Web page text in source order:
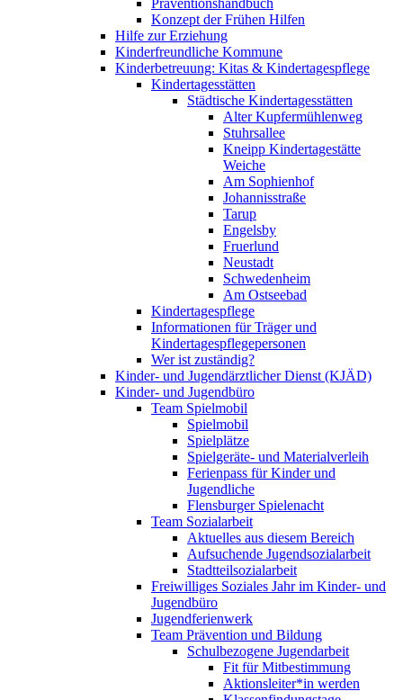
Präventionshandbuch
Konzept der Frühen Hilfen
Hilfe zur Erziehung
Kinderfreundliche Kommune
Kinderbetreuung: Kitas & Kindertagespflege
Kindertagesstätten
Städtische Kindertagesstätten
Alter Kupfermühlenweg
Stuhrsallee
Kneipp Kindertagestätte
Weiche
Am Sophienhof
Johannisstraße
Tarup
Engelsby
Fruerlund
Neustadt
Schwedenheim
Am Ostseebad
Kindertagespflege
Informationen für Träger und
Kindertagespflegepersonen
Wer ist zuständig?
Kinder- und Jugendärztlicher Dienst (KJÄD)
Kinder- und Jugendbüro
Team Spielmobil
Spielmobil
Spielplätze
Spielgeräte- und Materialverleih
Ferienpass für Kinder und
Jugendliche
Flensburger Spielenacht
Team Sozialarbeit
Aktuelles aus diesem Bereich
Aufsuchende Jugendsozialarbeit
Stadtteilsozialarbeit
Freiwilliges Soziales Jahr im Kinder- und
Jugendbüro
Jugendferienwerk
Team Prävention und Bildung
Schulbezogene Jugendarbeit
Fit für Mitbestimmung
Aktionsleiter*in werden